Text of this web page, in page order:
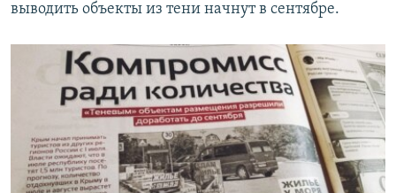
выводить объекты из тени начнут в сентябре.